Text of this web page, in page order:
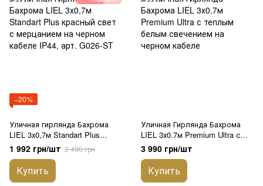
−20%
Уличная гирлянда Бахрома
LIEL 3х0,7м Standart Plus
красный свет с мерцанием на
черном кабеле IP44, арт.
G026-ST
1 992 грн/шт 2 490 грн
Купить
Уличная Гирлянда Бахрома
LIEL 3х0.7м Premium Ultra с
теплым белым свечением на
черном кабеле
3 990 грн/шт
Купить